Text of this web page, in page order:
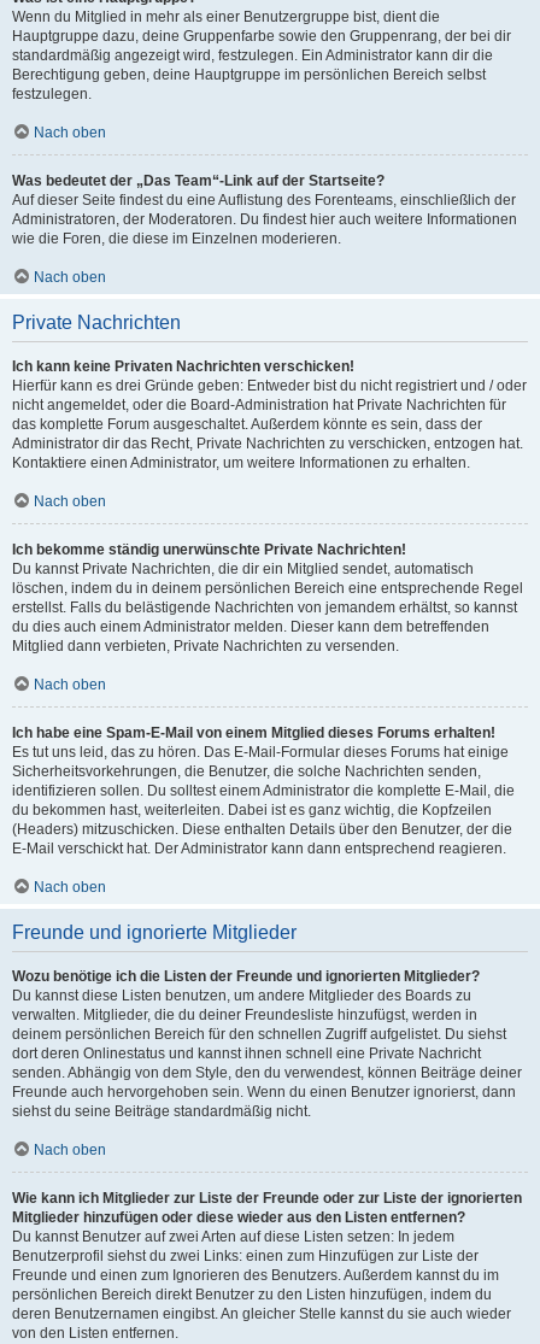
Wenn du Mitglied in mehr als einer Benutzergruppe bist, dient die
Hauptgruppe dazu, deine Gruppenfarbe sowie den Gruppenrang, der bei dir
standardmäßig angezeigt wird, festzulegen. Ein Administrator kann dir die
Berechtigung geben, deine Hauptgruppe im persönlichen Bereich selbst
festzulegen.
Nach oben
Was bedeutet der „Das Team“-Link auf der Startseite?
Auf dieser Seite findest du eine Auflistung des Forenteams, einschließlich der
Administratoren, der Moderatoren. Du findest hier auch weitere Informationen
wie die Foren, die diese im Einzelnen moderieren.
Nach oben
Private Nachrichten
Ich kann keine Privaten Nachrichten verschicken!
Hierfür kann es drei Gründe geben: Entweder bist du nicht registriert und / oder
nicht angemeldet, oder die Board-Administration hat Private Nachrichten für
das komplette Forum ausgeschaltet. Außerdem könnte es sein, dass der
Administrator dir das Recht, Private Nachrichten zu verschicken, entzogen hat.
Kontaktiere einen Administrator, um weitere Informationen zu erhalten.
Nach oben
Ich bekomme ständig unerwünschte Private Nachrichten!
Du kannst Private Nachrichten, die dir ein Mitglied sendet, automatisch
löschen, indem du in deinem persönlichen Bereich eine entsprechende Regel
erstellst. Falls du belästigende Nachrichten von jemandem erhältst, so kannst
du dies auch einem Administrator melden. Dieser kann dem betreffenden
Mitglied dann verbieten, Private Nachrichten zu versenden.
Nach oben
Ich habe eine Spam-E-Mail von einem Mitglied dieses Forums erhalten!
Es tut uns leid, das zu hören. Das E-Mail-Formular dieses Forums hat einige
Sicherheitsvorkehrungen, die Benutzer, die solche Nachrichten senden,
identifizieren sollen. Du solltest einem Administrator die komplette E-Mail, die
du bekommen hast, weiterleiten. Dabei ist es ganz wichtig, die Kopfzeilen
(Headers) mitzuschicken. Diese enthalten Details über den Benutzer, der die
E-Mail verschickt hat. Der Administrator kann dann entsprechend reagieren.
Nach oben
Freunde und ignorierte Mitglieder
Wozu benötige ich die Listen der Freunde und ignorierten Mitglieder?
Du kannst diese Listen benutzen, um andere Mitglieder des Boards zu
verwalten. Mitglieder, die du deiner Freundesliste hinzufügst, werden in
deinem persönlichen Bereich für den schnellen Zugriff aufgelistet. Du siehst
dort deren Onlinestatus und kannst ihnen schnell eine Private Nachricht
senden. Abhängig von dem Style, den du verwendest, können Beiträge deiner
Freunde auch hervorgehoben sein. Wenn du einen Benutzer ignorierst, dann
siehst du seine Beiträge standardmäßig nicht.
Nach oben
Wie kann ich Mitglieder zur Liste der Freunde oder zur Liste der ignorierten
Mitglieder hinzufügen oder diese wieder aus den Listen entfernen?
Du kannst Benutzer auf zwei Arten auf diese Listen setzen: In jedem
Benutzerprofil siehst du zwei Links: einen zum Hinzufügen zur Liste der
Freunde und einen zum Ignorieren des Benutzers. Außerdem kannst du im
persönlichen Bereich direkt Benutzer zu den Listen hinzufügen, indem du
deren Benutzernamen eingibst. An gleicher Stelle kannst du sie auch wieder
von den Listen entfernen.